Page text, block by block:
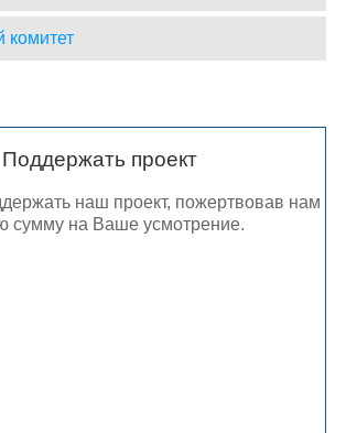
комитет
Поддержать проект
наш проект, пожертвовав нам
сумму на Ваше усмотрение.